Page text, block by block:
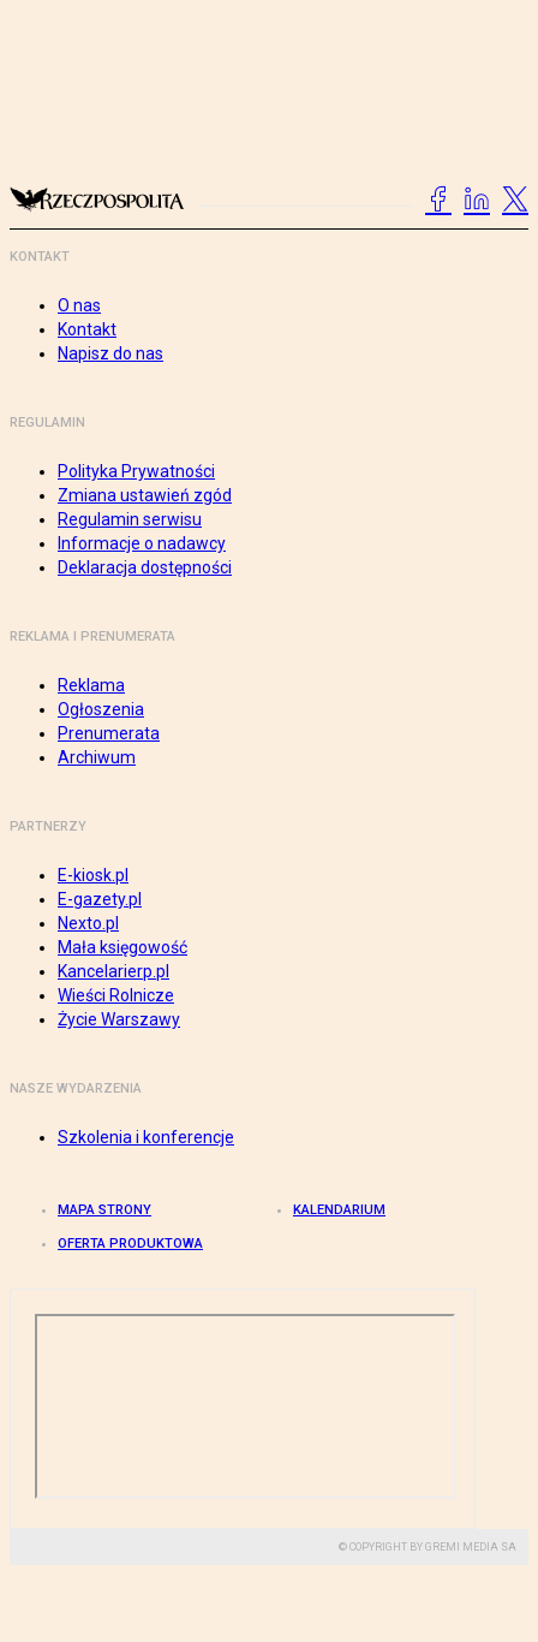
KONTAKT
O nas
Kontakt
Napisz do nas
REGULAMIN
Polityka Prywatności
Zmiana ustawień zgód
Regulamin serwisu
Informacje o nadawcy
Deklaracja dostępności
REKLAMA I PRENUMERATA
Reklama
Ogłoszenia
Prenumerata
Archiwum
PARTNERZY
E-kiosk.pl
E-gazety.pl
Nexto.pl
Mała księgowość
Kancelarierp.pl
Wieści Rolnicze
Życie Warszawy
NASZE WYDARZENIA
Szkolenia i konferencje
MAPA STRONY KALENDARIUM
OFERTA PRODUKTOWA
© COPYRIGHT BY GREMI MEDIA SA